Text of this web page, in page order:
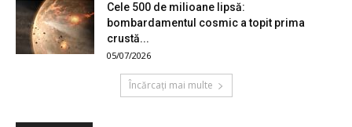
Cele 500 de milioane lipsă:
bombardamentul cosmic a topit prima
crustă...
05/07/2026
Încărcați mai multe